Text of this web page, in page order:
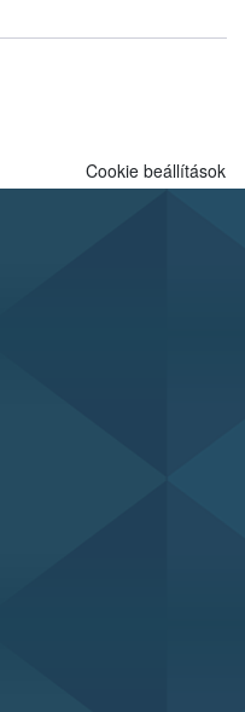
Cookie beállítások